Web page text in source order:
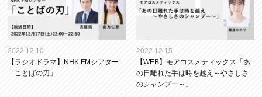
2022.12.10
【ラジオドラマ】NHK FMシアター
「ことばの刃」
2022.12.15
【WEB】モアコスメティックス「あ
の日離れた手は時を越え～やさしさ
のシャンプー～」